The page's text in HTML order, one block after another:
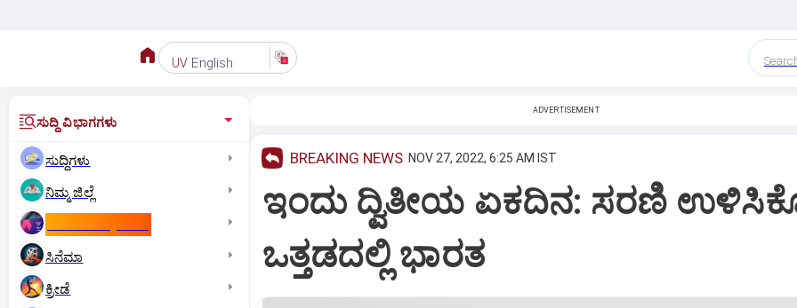
UV English
ಸುದ್ದಿ ವಿಭಾಗಗಳು
ಸುದ್ದಿಗಳು
ನಿಮ್ಮ ಜಿಲ್ಲೆ
ಸಿನೆಮಾ
ಕ್ರೀಡೆ
ADVERTISEMENT
BREAKING NEWS NOV 27, 2022, 6:25 AM IST
ಇಂದು ದ್ವಿತೀಯ ಏಕದಿನ: ಸರಣಿ
ಒತ್ತಡದಲ್ಲಿ ಭಾರತ